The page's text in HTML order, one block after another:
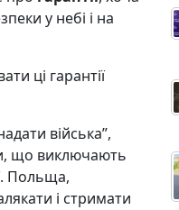
у небі і на
ці гарантії
війська”,
що виключають
Польща,
і стримати